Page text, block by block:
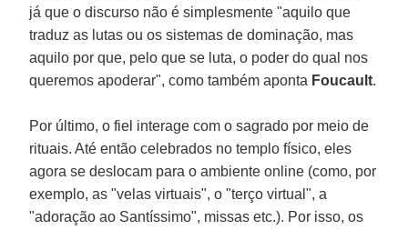
já que o discurso não é simplesmente "aquilo que
traduz as lutas ou os sistemas de dominação, mas
aquilo por que, pelo que se luta, o poder do qual nos
queremos apoderar", como também aponta Foucault.
Por último, o fiel interage com o sagrado por meio de
rituais. Até então celebrados no templo físico, eles
agora se deslocam para o ambiente online (como, por
exemplo, as "velas virtuais", o "terço virtual", a
"adoração ao Santíssimo", missas etc.). Por isso, os